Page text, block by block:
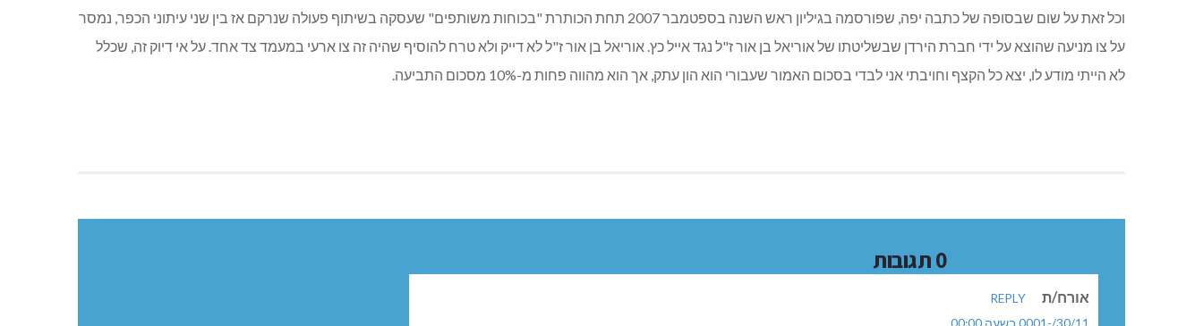
וכל זאת על שום שבסופה של כתבה יפה, שפורסמה בגיליון ראש השנה בספטמבר 2007 תחת הכותרת "בכוחות משותפים" שעסקה בשיתוף פעולה שנרקם אז בין שני עיתוני הכפר, נמסר
על צו מניעה שהוצא על ידי חברת הירדן שבשליטתו של אוריאל בן אור ז"ל נגד אייל כץ. אוריאל בן אור ז"ל לא דייק ולא טרח להוסיף שהיה זה צו ארעי במעמד צד אחד. על אי דיוק זה, שכלל
לא הייתי מודע לו, יצא כל הקצף וחויבתי אני לבדי בסכום האמור שעבורי הוא הון עתק, אך הוא מהווה פחות מ-10% מסכום התביעה.
0 תגובות
אורח/ת
REPLY